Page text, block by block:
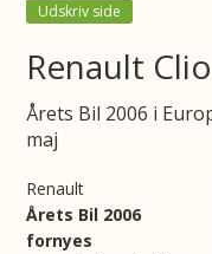
Udskriv side
Renault
Årets Bil 2006 i
maj
Renault
Årets Bil 2006
fornyes